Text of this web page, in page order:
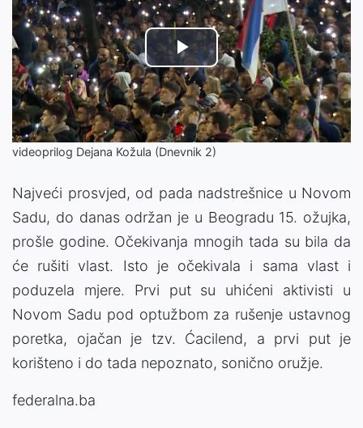
Play
Video
videoprilog Dejana Kožula (Dnevnik 2)
Najveći prosvjed, od pada nadstrešnice u Novom
Sadu, do danas održan je u Beogradu 15. ožujka,
prošle godine. Očekivanja mnogih tada su bila da
će rušiti vlast. Isto je očekivala i sama vlast i
poduzela mjere. Prvi put su uhićeni aktivisti u
Novom Sadu pod optužbom za rušenje ustavnog
poretka, ojačan je tzv. Ćacilend, a prvi put je
korišteno i do tada nepoznato, sonično oružje.
federalna.ba